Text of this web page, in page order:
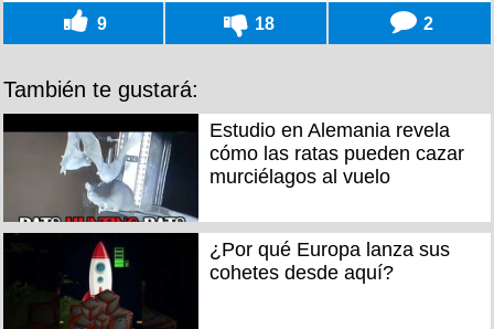
9 18 2
También te gustará:
Estudio en Alemania revela
cómo las ratas pueden cazar
murciélagos al vuelo
¿Por qué Europa lanza sus
cohetes desde aquí?